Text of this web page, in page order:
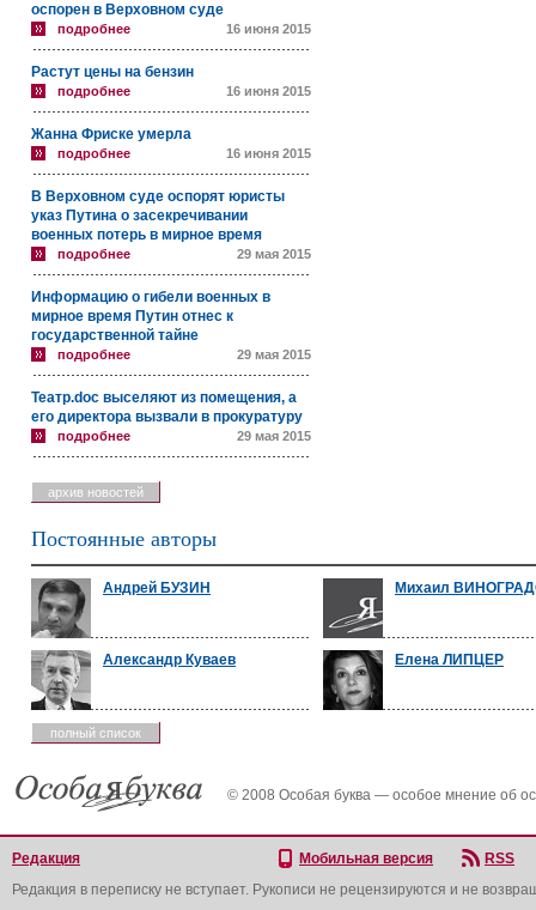
оспорен в Верховном суде
подробнее 16 июня 2015
Растут цены на бензин
подробнее 16 июня 2015
Жанна Фриске умерла
подробнее 16 июня 2015
В Верховном суде оспорят юристы
указ Путина о засекречивании
военных потерь в мирное время
подробнее 29 мая 2015
Информацию о гибели военных в
мирное время Путин отнес к
государственной тайне
подробнее 29 мая 2015
Театр.doc выселяют из помещения, а
его директора вызвали в прокуратуру
подробнее 29 мая 2015
архив новостей
Постоянные авторы
Андрей БУЗИН Михаил
Александр Куваев Елена ЛИПЦЕР
полный список
© 2008 Особая буква — особое мнение об
Редакция Мобильная версия
RSS
Редакция в переписку не вступает. Рукописи не рецензируются и не